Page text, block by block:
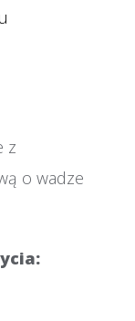
z
o wadze